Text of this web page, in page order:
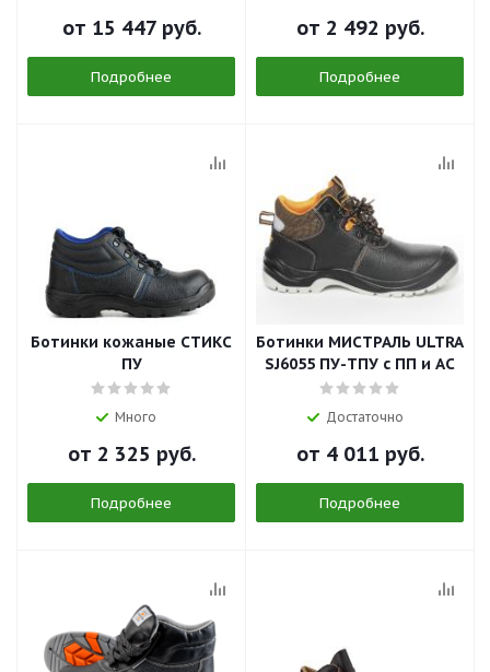
от 15 447 руб.
Подробнее
от 2 492 руб.
Подробнее
Ботинки кожаные СТИКС
ПУ
Много
от 2 325 руб.
Подробнее
Ботинки МИСТРАЛЬ ULTRA
SJ6055 ПУ-ТПУ с ПП и АС
Достаточно
от 4 011 руб.
Подробнее